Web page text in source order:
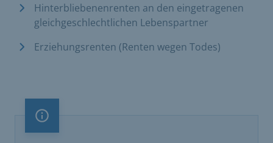
Hinterbliebenenrenten an den eingetragenen
gleichgeschlechtlichen Lebenspartner
Erziehungsrenten (Renten wegen Todes)
Information